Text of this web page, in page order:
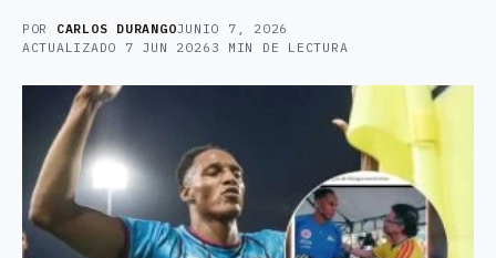
POR CARLOS DURANGOJUNIO 7, 2026
ACTUALIZADO 7 JUN 2026 3 MIN DE LECTURA